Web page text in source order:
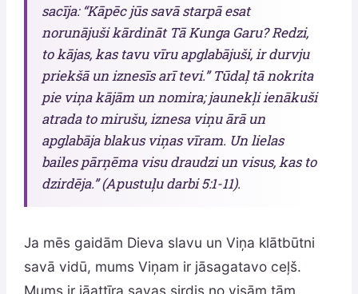
sacīja: “Kāpēc jūs savā starpā esat
norunājuši kārdināt Tā Kunga Garu? Redzi,
to kājas, kas tavu vīru apglabājuši, ir durvju
priekšā un iznesīs arī tevi.” Tūdaļ tā nokrita
pie viņa kājām un nomira; jaunekļi ienākuši
atrada to mirušu, iznesa viņu ārā un
apglabāja blakus viņas vīram. Un lielas
bailes pārņēma visu draudzi un visus, kas to
dzirdēja.” (Apustuļu darbi 5:1-11).
Ja mēs gaidām Dieva slavu un Viņa klātbūtni
savā vidū, mums Viņam ir jāsagatavo ceļš.
Mums ir jāattīra savas sirdis no visām tām